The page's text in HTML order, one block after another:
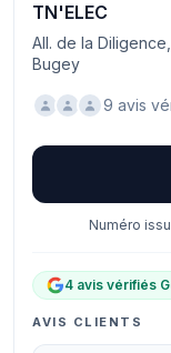
TN'ELEC
All. de la
Bugey
9 avis
Numéro
4 avis vérifiés
AVIS CLIENTS